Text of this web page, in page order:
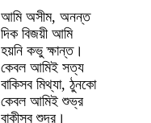
আমি অসীম, অনন্ত
দিক বিজয়ী আমি
হয়নি কভু ক্ষান্ত।
কেবল আমিই সত্য
বাকিসব মিথ্যা, ঠুনকো
কেবল আমিই শুভ্র
বাকীসব শুদ্র।